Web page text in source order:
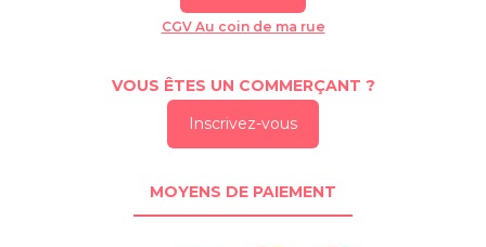
CGV Au coin de ma rue
VOUS ÊTES UN COMMERÇANT ?
Inscrivez-vous
MOYENS DE PAIEMENT